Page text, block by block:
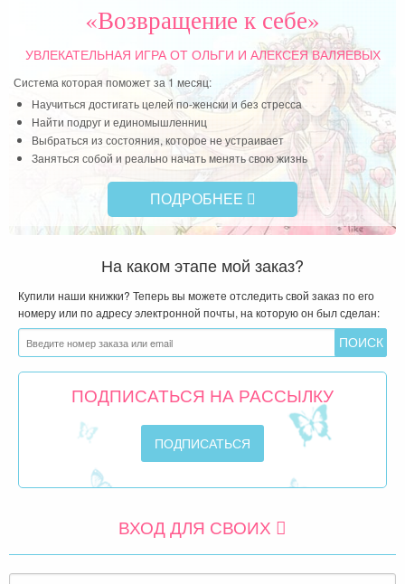
«Возвращение к себе»
УВЛЕКАТЕЛЬНАЯ ИГРАОТ ОЛЬГИ И АЛЕКСЕЯ ВАЛЯЕВЫХ
Система которая поможет за 1 месяц:
Научиться достигать целей по-женски и без стресса
Найти подруг и единомышленниц
Выбраться из состояния, которое не устраивает
Заняться собой и реально начать менять свою жизнь
ПОДРОБНЕЕ
На каком этапе мой заказ?
Купили наши книжки? Теперь вы можете отследить свой заказ по его
номеру или по адресу электронной почты, на которую он был сделан:
ПОДПИСАТЬСЯ НА РАССЫЛКУ
ВХОД ДЛЯ СВОИХ